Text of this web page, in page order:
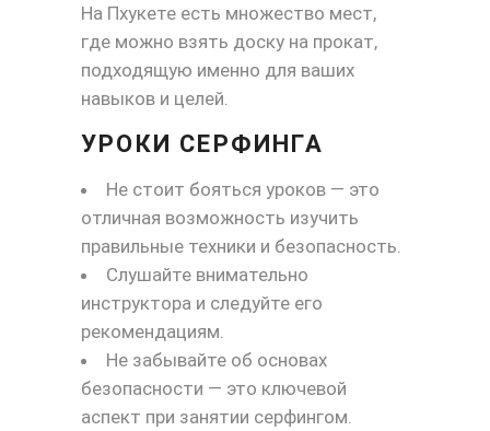
На Пхукете есть множество мест,
где можно взять доску на прокат,
подходящую именно для ваших
навыков и целей.
УРОКИ СЕРФИНГА
Не стоит бояться уроков — это
отличная возможность изучить
правильные техники и безопасность.
Слушайте внимательно
инструктора и следуйте его
рекомендациям.
Не забывайте об основах
безопасности — это ключевой
аспект при занятии серфингом.